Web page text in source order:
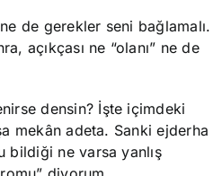
de gerekler seni bağlamalı.
açıkçası ne “olanı” ne de
densin? İşte içimdeki
mekân adeta. Sanki ejderha
bildiği ne varsa yanlış